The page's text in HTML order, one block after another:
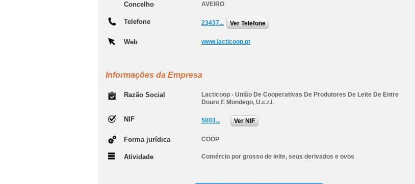
Concelho AVEIRO
Telefone 23437... Ver Telefone
Web www.lacticoop.pt
Informações da Empresa
Razão Social
Lacticoop - União De Cooperativas De Produtores De Leite De Entre
Douro E Mondego, U.c.r.l.
NIF 5003... Ver NIF
Forma jurídica COOP
Atividade Comércio por grosso de leite, seus derivados e ovos